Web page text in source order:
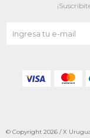
© Copyright 2026 / X